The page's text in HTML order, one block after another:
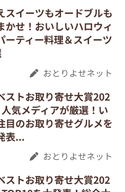
スイーツもオードブルも
かせ！おいしいハロウィ
ーティー料理＆スイーツ
おとりよせネット
ストお取り寄せ大賞202
気メディアが厳選！い
目のお取り寄せグルメを
表...
おとりよせネット
ストお取り寄せ大賞202